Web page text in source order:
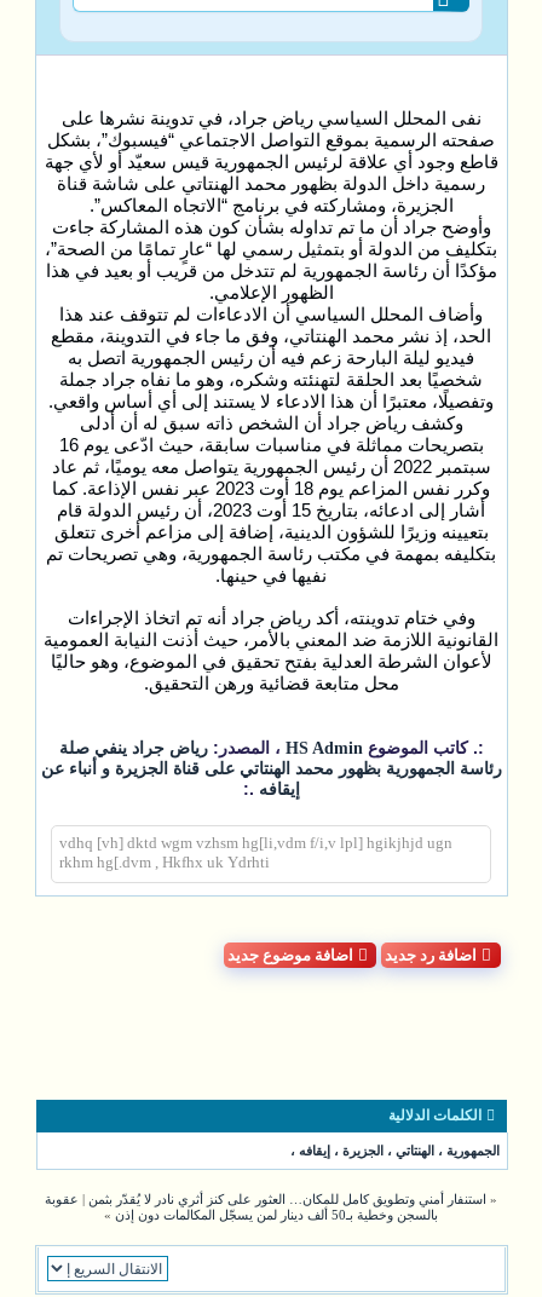
نفى المحلل السياسي رياض جراد، في تدوينة نشرها على
صفحته الرسمية بموقع التواصل الاجتماعي “فيسبوك”، بشكل
قاطع وجود أي علاقة لرئيس الجمهورية قيس سعيّد أو لأي جهة
رسمية داخل الدولة بظهور محمد الهنتاتي على شاشة قناة
الجزيرة، ومشاركته في برنامج “الاتجاه المعاكس”.
وأوضح جراد أن ما تم تداوله بشأن كون هذه المشاركة جاءت
بتكليف من الدولة أو بتمثيل رسمي لها “عارٍ تمامًا من الصحة”،
مؤكدًا أن رئاسة الجمهورية لم تتدخل من قريب أو بعيد في هذا
الظهور الإعلامي.
وأضاف المحلل السياسي أن الادعاءات لم تتوقف عند هذا
الحد، إذ نشر محمد الهنتاتي، وفق ما جاء في التدوينة، مقطع
فيديو ليلة البارحة زعم فيه أن رئيس الجمهورية اتصل به
شخصيًا بعد الحلقة لتهنئته وشكره، وهو ما نفاه جراد جملة
وتفصيلًا، معتبرًا أن هذا الادعاء لا يستند إلى أي أساس واقعي.
وكشف رياض جراد أن الشخص ذاته سبق له أن أدلى
بتصريحات مماثلة في مناسبات سابقة، حيث ادّعى يوم 16
سبتمبر 2022 أن رئيس الجمهورية يتواصل معه يوميًا، ثم عاد
وكرر نفس المزاعم يوم 18 أوت 2023 عبر نفس الإذاعة. كما
أشار إلى ادعائه، بتاريخ 15 أوت 2023، أن رئيس الدولة قام
بتعيينه وزيرًا للشؤون الدينية، إضافة إلى مزاعم أخرى تتعلق
بتكليفه بمهمة في مكتب رئاسة الجمهورية، وهي تصريحات تم
نفيها في حينها.
وفي ختام تدوينته، أكد رياض جراد أنه تم اتخاذ الإجراءات
القانونية اللازمة ضد المعني بالأمر، حيث أذنت النيابة العمومية
لأعوان الشرطة العدلية بفتح تحقيق في الموضوع، وهو حاليًا
محل متابعة قضائية ورهن التحقيق.
:. كاتب الموضوع HS Admin ، المصدر:رياض جراد ينفي صلة
رئاسة الجمهورية بظهور محمد الهنتاتي على قناة الجزيرة و أنباء عن
إيقافه .:
vdhq [vh] dktd wgm vzhsm hg[li,vdm f/i,v lpl] hgikjhjd ugn
rkhm hg[.dvm , Hkfhx uk Ydrhti
اضافة رد جديد اضافة موضوع جديد
الكلمات الدلالية
الجمهورية ، الهنتاتي ، الجزيرة ، إيقافه ،
« استنفار أمني وتطويق كامل للمكان… العثور على كنز أثري نادر لا يُقدّر بثمن | عقوبة
بالسجن وخطية بـ50 ألف دينار لمن يسجّل المكالمات دون إذن
»